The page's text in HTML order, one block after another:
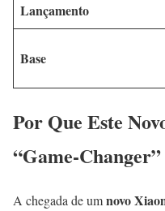
Lançamento
Base
Por Que Este
“Game-
A chegada de umnovo